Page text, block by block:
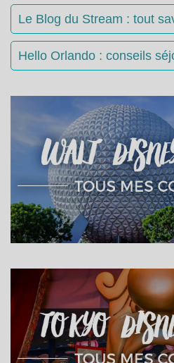
Le Blog du Stream : tout
Hello Orlando : conseils